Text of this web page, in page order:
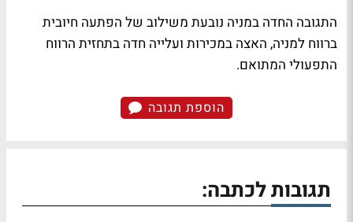
התגובה החדה במניה נובעת משילוב של הפתעה חיובית
ברווח למניה, האצה במכירות ועלייה חדה בתחזית הרווח
התפעולי המתואם.
הוספת תגובה
תגובות לכתבה: